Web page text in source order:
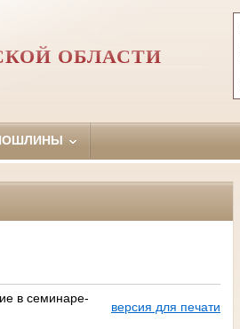
ОБЛАСТИ
в семинаре-
версия для печати